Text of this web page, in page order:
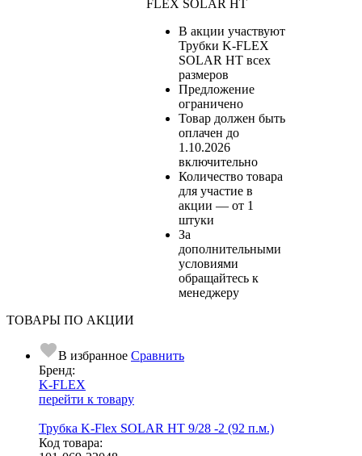
FLEX SOLAR HT
В акции участвуют
Трубки K-FLEX
SOLAR HT всех
размеров
Предложение
ограничено
Товар должен быть
оплачен до
1.10.2026
включительно
Количество товара
для участие в
акции — от 1
штуки
За
дополнительными
условиями
обращайтесь к
менеджеру
ТОВАРЫ ПО АКЦИИ
В избранное Сравнить
Бренд:
K-FLEX
перейти к товару
Трубка K-Flex SOLAR HT 9/28 -2 (92 п.м.)
Код товара: